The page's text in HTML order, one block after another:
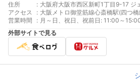
住所 : 大阪府大阪市西区新町1丁目9-17 ジ
アクセス
: 大阪メトロ御堂筋線心斎橋駅(四つ
営業時間
: 月～日、祝日、祝前日: 11:00～
外部サイトで見る